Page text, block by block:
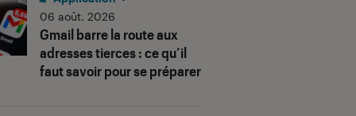
Gmail barre la route aux
adresses tierces : ce qu’il
faut savoir pour se préparer
06 août. 2026